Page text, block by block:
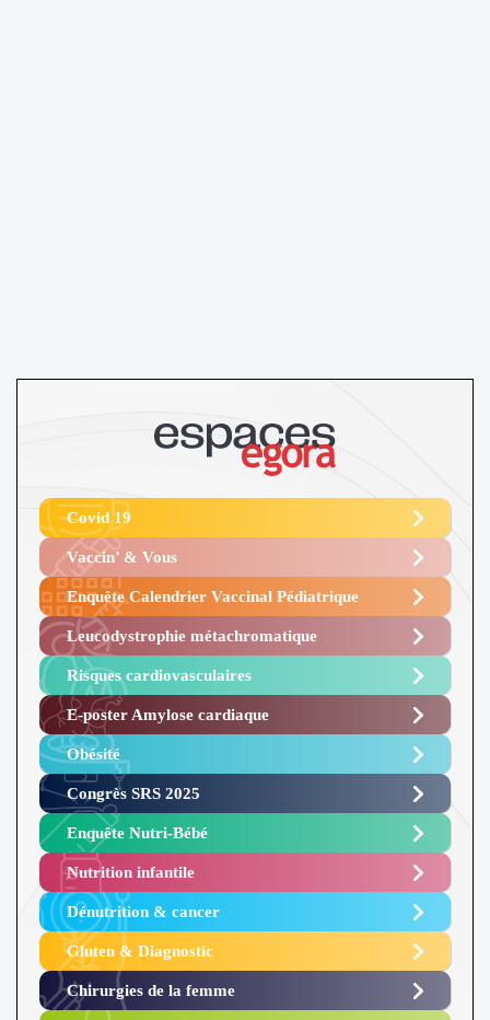
Covid 19
Vaccin’ & Vous
Enquête Calendrier Vaccinal Pédiatrique
Leucodystrophie métachromatique
Risques cardiovasculaires
E-poster Amylose cardiaque ​
Obésité ​
Congrès SRS 2025 ​
Enquête Nutri-Bébé ​
Nutrition infantile
Dénutrition & cancer
Gluten & Diagnostic
Chirurgies de la femme